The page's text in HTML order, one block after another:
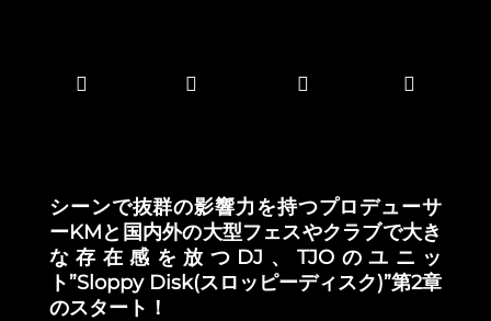
シーンで抜群の影響力を持つプロデューサ
ーKMと国内外の大型フェスやクラブで大き
な存在感を放つDJ、TJOのユニッ
ト”Sloppy Disk(スロッピーディスク)”第2章
のスタート！